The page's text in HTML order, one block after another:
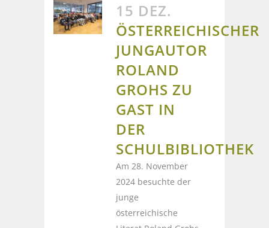
15 DEZ.
ÖSTERREICHISCHER
JUNGAUTOR
ROLAND
GROHS ZU
GAST IN
DER
SCHULBIBLIOTHEK
Am 28. November
2024 besuchte der
junge
österreichische